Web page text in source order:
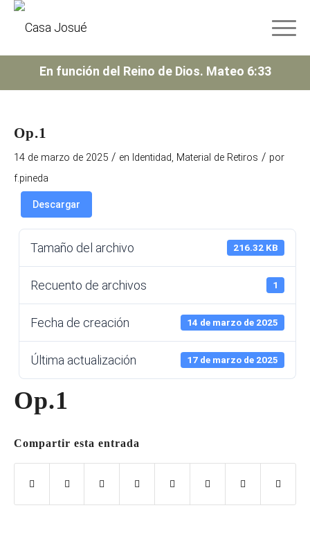
En función del Reino de Dios. Mateo 6:33
Op.1
14 de marzo de 2025 / en Identidad, Material de Retiros / por
f.pineda
Descargar
Tamaño del archivo 216.32 KB
Recuento de archivos 1
Fecha de creación 14 de marzo de 2025
Última actualización 17 de marzo de 2025
Op.1
Compartir esta entrada